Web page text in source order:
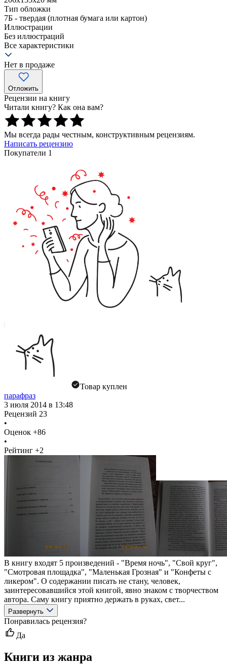
Тип обложки
7Б - твердая (плотная бумага или картон)
Иллюстрации
Без иллюстраций
Все характеристики
Нет в продаже
Отложить
Рецензии на книгу
Читали книгу? Как она вам?
Мы всегда рады честным, конструктивным рецензиям.
Написать рецензию
Покупатели 1
Товар куплен
парафраз
3 июля 2014 в 13:48
Рецензий 23
•
Оценок +86
•
Рейтинг +2
В книгу входят 5 произведений - "Время ночь", "Свой круг",
"Смотровая площадка", "Маленькая Грозная" и "Конфеты с
ликером". О содержании писать не стану, человек,
заинтересовавшийся этой книгой, явно знаком с творчеством
автора. Саму книгу приятно держать в руках, свет...
Развернуть
Понравилась рецензия?
Да
Книги из жанра